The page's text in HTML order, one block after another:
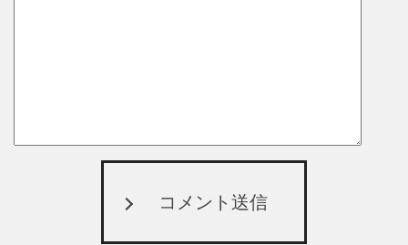
コメント送信